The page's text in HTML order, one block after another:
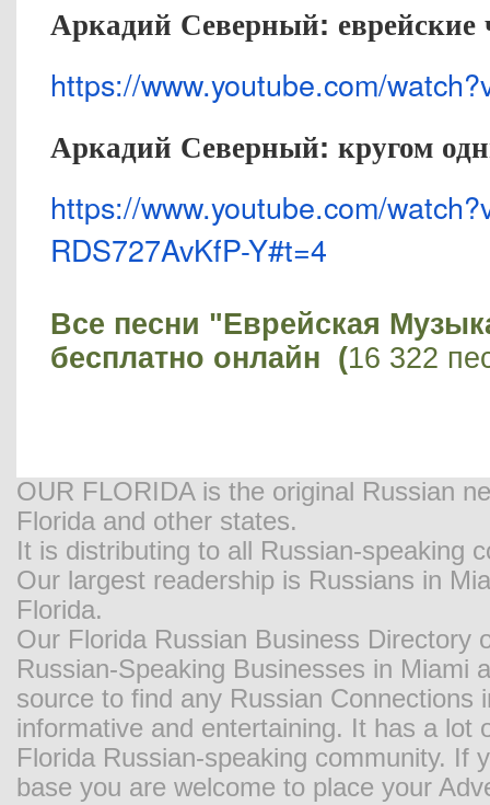
Аркадий Северный: еврейские
https://www.youtube.com/watch?
Аркадий Северный: кругом
https://www.youtube.com/watch?
RDS727AvKfP-Y#t=4
Все песни "Еврейская
бесплатно онлайн (16 322
OUR FLORIDA is the original Russian
Florida and other states.
It is distributing to all Russian-speaking
Our largest readership is Russians in
Florida.
Our Florida Russian Business Directory
Russian-Speaking Businesses in Miami
source to find any Russian
informative and entertaining. It has a
Florida Russian-speaking community. If
base you are welcome to place your